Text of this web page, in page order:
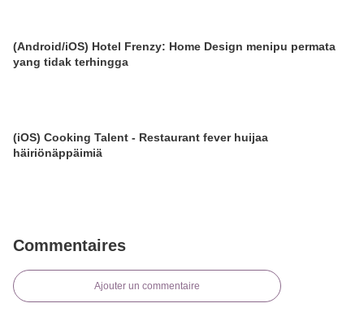
(Android/iOS) Hotel Frenzy: Home Design menipu permata
yang tidak terhingga
(iOS) Cooking Talent - Restaurant fever huijaa
häiriönäppäimiä
Commentaires
Ajouter un commentaire